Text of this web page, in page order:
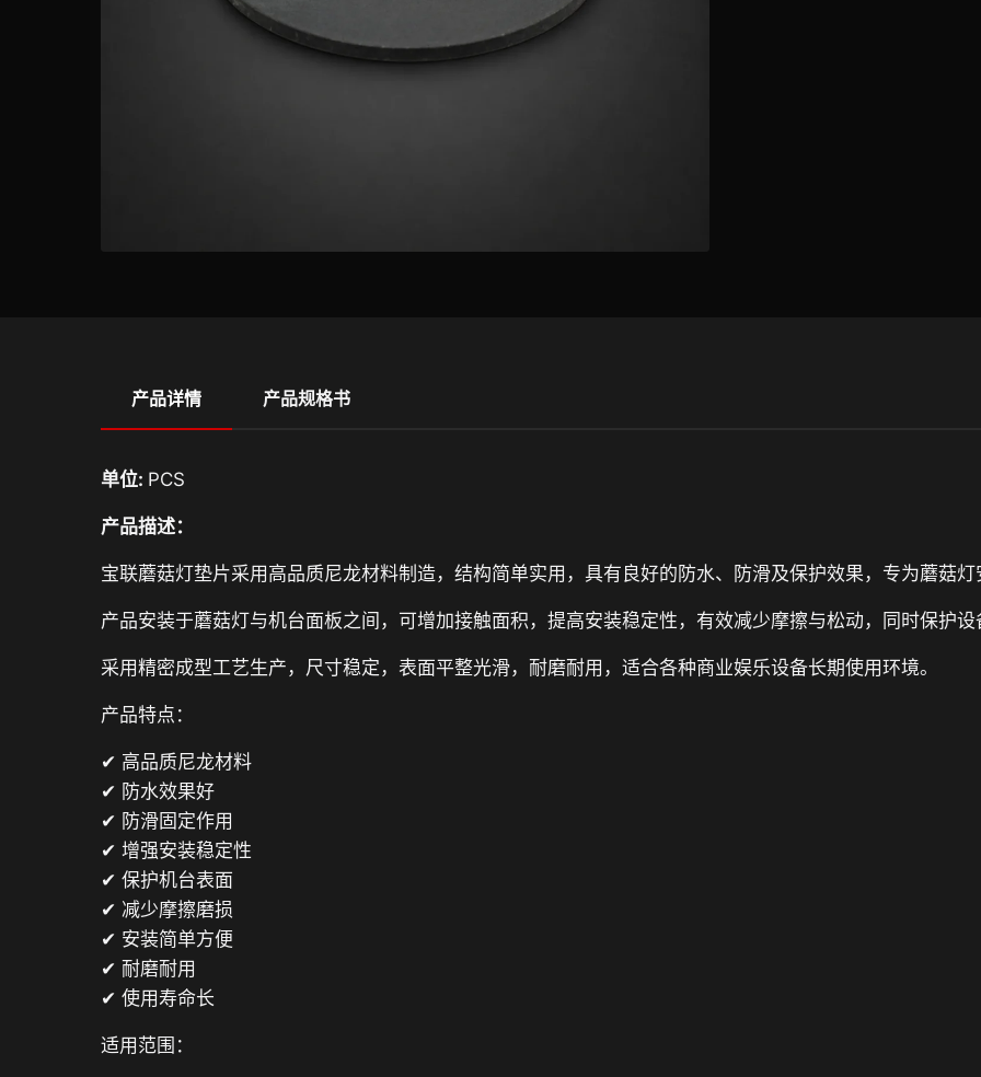
产品详情 产品规格书
单位: PCS
产品描述：
宝联蘑菇灯垫片采用高品质尼龙材料制造，结构简单实用，具有良好的防水、防滑及保护效果，专为蘑菇灯
产品安装于蘑菇灯与机台面板之间，可增加接触面积，提高安装稳定性，有效减少摩擦与松动，同时保护设
采用精密成型工艺生产，尺寸稳定，表面平整光滑，耐磨耐用，适合各种商业娱乐设备长期使用环境。
产品特点：
✔ 高品质尼龙材料
✔ 防水效果好
✔ 防滑固定作用
✔ 增强安装稳定性
✔ 保护机台表面
✔ 减少摩擦磨损
✔ 安装简单方便
✔ 耐磨耐用
✔ 使用寿命长
适用范围：